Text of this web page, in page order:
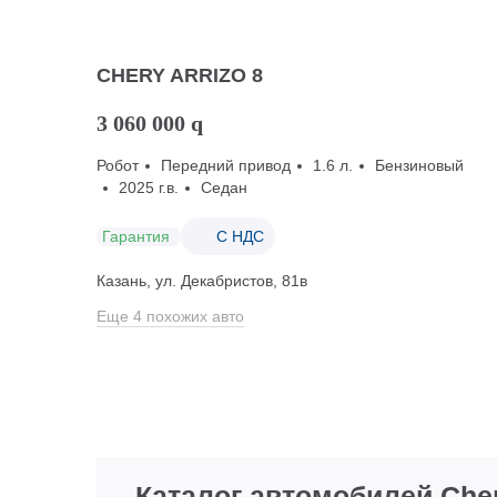
CHERY ARRIZO 8
3 060 000 q
Робот Передний привод 1.6 л.
Бензиновый
2025 г.в.
Седан
Гарантия С НДС
Казань, ул. Декабристов, 81в
Еще 4 похожих авто